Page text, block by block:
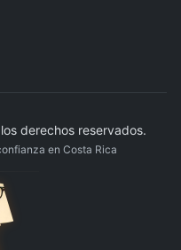
derechos reservados.
en Costa Rica